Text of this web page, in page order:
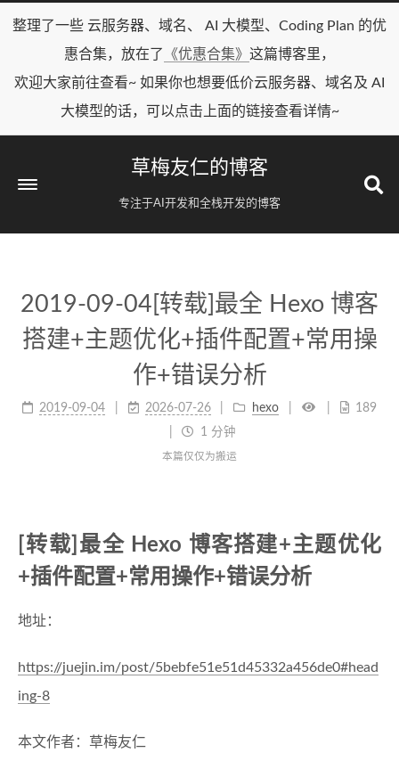
整理了一些 云服务器、域名、 AI 大模型、Coding Plan 的优
惠合集，放在了
《优惠合集》 这篇博客里，
欢迎大家前往查看~ 如果你也想要低价云服务器、域名及 AI
大模型的话，可以点击上面的链接查看详情~
草梅友仁的博客
专注于AI开发和全栈开发的博客
2019-09-04[转载]最全 Hexo 博客
搭建+主题优化+插件配置+常用操
作+错误分析
2019-09-04 2026-07-26 hexo
189
1 分钟
本篇仅仅为搬运
[转载]最全 Hexo 博客搭建+主题优化
+插件配置+常用操作+错误分析
地址：
https://juejin.im/post/5bebfe51e51d45332a456de0#head
ing-8
本文作者：草梅友仁